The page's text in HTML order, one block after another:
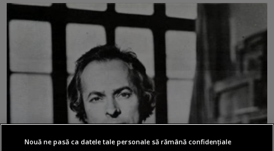
Nouă ne pasă ca datele tale personale să rămână confidențiale